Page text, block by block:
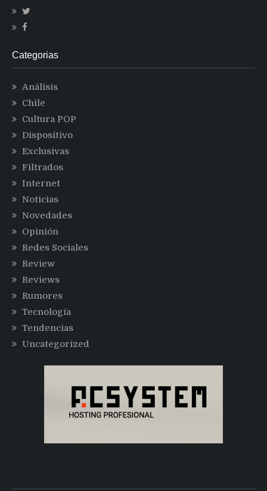
Categorias
Análisis
Chile
Cultura POP
Dispositivo
Exclusivas
Filtrados
Internet
Noticias
Novedades
Opinión
Redes Sociales
Review
Reviews
Rumores
Tecnología
Tendencias
Uncategorized